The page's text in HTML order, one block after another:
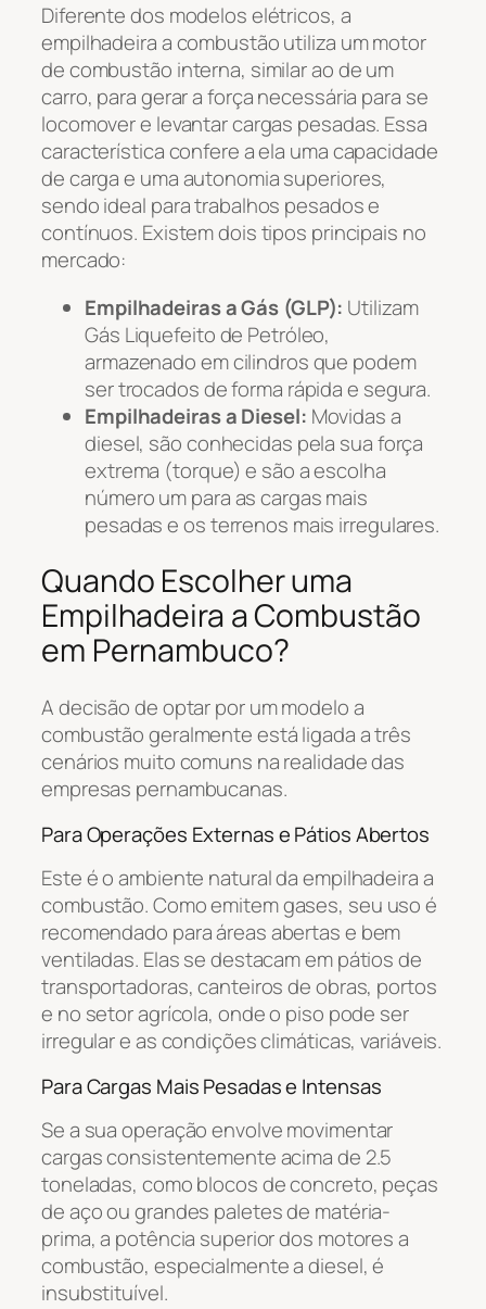
Diferente dos modelos elétricos, a
empilhadeira a combustão utiliza um motor
de combustão interna, similar ao de um
carro, para gerar a força necessária para se
locomover e levantar cargas pesadas. Essa
característica confere a ela uma capacidade
de carga e uma autonomia superiores,
sendo ideal para trabalhos pesados e
contínuos. Existem dois tipos principais no
mercado:
Empilhadeiras a Gás (GLP): Utilizam
Gás Liquefeito de Petróleo,
armazenado em cilindros que podem
ser trocados de forma rápida e segura.
Empilhadeiras a Diesel: Movidas a
diesel, são conhecidas pela sua força
extrema (torque) e são a escolha
número um para as cargas mais
pesadas e os terrenos mais irregulares.
Quando Escolher uma
Empilhadeira a Combustão
em Pernambuco?
A decisão de optar por um modelo a
combustão geralmente está ligada a três
cenários muito comuns na realidade das
empresas pernambucanas.
Para Operações Externas e Pátios Abertos
Este é o ambiente natural da empilhadeira a
combustão. Como emitem gases, seu uso é
recomendado para áreas abertas e bem
ventiladas. Elas se destacam em pátios de
transportadoras, canteiros de obras, portos
e no setor agrícola, onde o piso pode ser
irregular e as condições climáticas, variáveis.
Para Cargas Mais Pesadas e Intensas
Se a sua operação envolve movimentar
cargas consistentemente acima de 2.5
toneladas, como blocos de concreto, peças
de aço ou grandes paletes de matéria-
prima, a potência superior dos motores a
combustão, especialmente a diesel, é
insubstituível.